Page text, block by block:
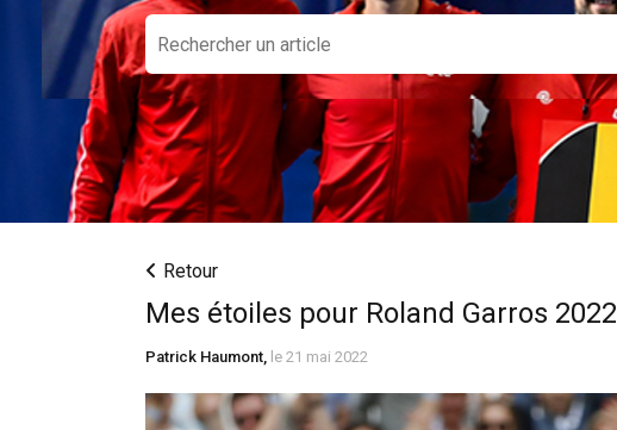
Retour
Mes étoiles pour Roland Garros 2022
Patrick Haumont, le 21 mai 2022